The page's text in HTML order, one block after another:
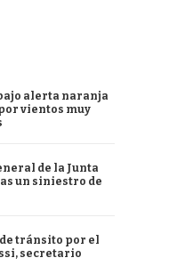
alerta naranja
vientos muy
de la Junta
un siniestro de
tránsito por el
secretario